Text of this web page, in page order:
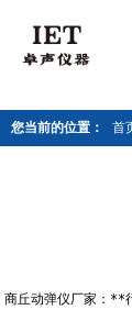
您当前的位置： 首
商丘动弹仪厂家：**